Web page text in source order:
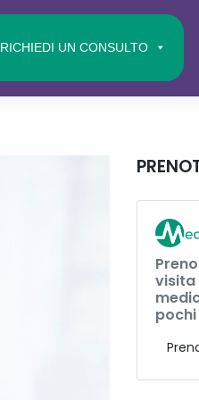
RICHIEDI UN CONSULTO
visita